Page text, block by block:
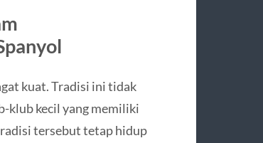
kuat. Tradisi ini tidak
klub kecil yang memiliki
tersebut tetap hidup